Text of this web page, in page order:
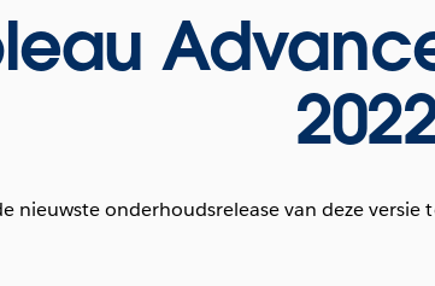
nieuwste onderhoudsrelease van deze